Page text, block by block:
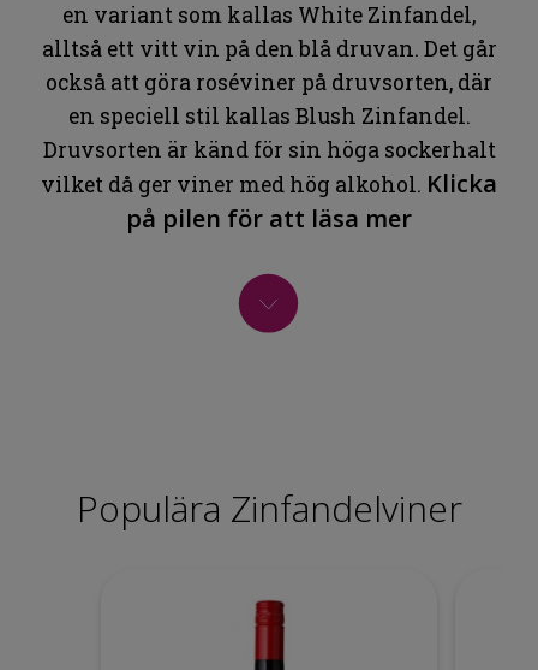
en variant som kallas White Zinfandel,
alltså ett vitt vin på den blå druvan. Det går
också att göra roséviner på druvsorten, där
en speciell stil kallas Blush Zinfandel.
Druvsorten är känd för sin höga sockerhalt
vilket då ger viner med hög alkohol. Klicka
på pilen för att läsa mer
Populära Zinfandelviner